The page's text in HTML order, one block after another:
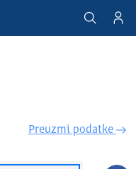
Preuzmi podatke